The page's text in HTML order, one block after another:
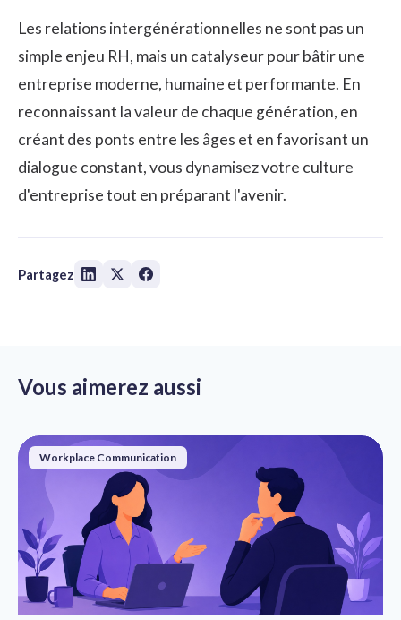
Les relations intergénérationnelles ne sont pas un
simple enjeu RH, mais un catalyseur pour bâtir une
entreprise moderne, humaine et performante. En
reconnaissant la valeur de chaque génération, en
créant des ponts entre les âges et en favorisant un
dialogue constant, vous dynamisez votre culture
d'entreprise tout en préparant l'avenir.
Partagez
Vous aimerez aussi
Workplace Communication